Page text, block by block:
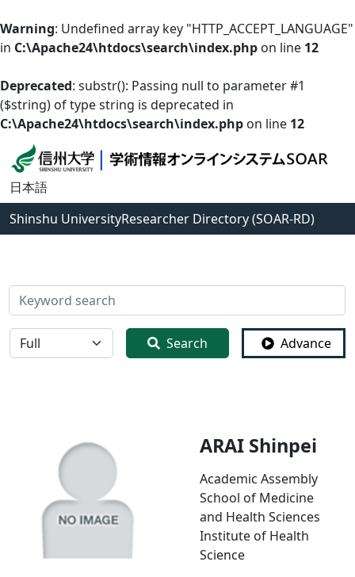
Warning: Undefined array key "HTTP_ACCEPT_LANGUAGE"
in C:\Apache24\htdocs\search\index.php on line 12
Deprecated: substr(): Passing null to parameter #1
($string) of type string is deprecated in
C:\Apache24\htdocs\search\index.php on line 12
日本語
Shinshu UniversityResearcher Directory (SOAR-RD)
検索
全体 Search Advance
ARAI Shinpei
Academic Assembly
School of Medicine
and Health Sciences
Institute of Health
Science